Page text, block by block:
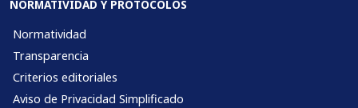
NORMATIVIDAD Y PROTOCOLOS
Normatividad
Transparencia
Criterios editoriales
Aviso de Privacidad Simplificado